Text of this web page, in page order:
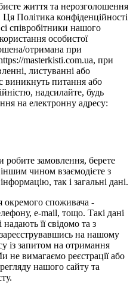
життя та нерозголошення
Політика конфіденційності
співробітники нашого
особистої
отримана при
masterkisti.com.ua, при
листуванні або
виникнуть питання або
надсилайте, будь
на електронну адресу:
робите замовлення, берете
чином взаємодієте з
так і загальні дані.
окремого споживача -
e-mail, тощо. Такі дані
її свідомо та з
на нашому
із запитом на отримання
не вимагаємо реєстрації або
нашого сайту та